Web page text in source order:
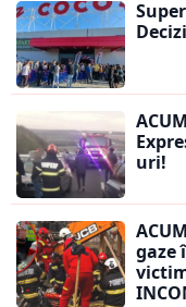
uri!
gaze